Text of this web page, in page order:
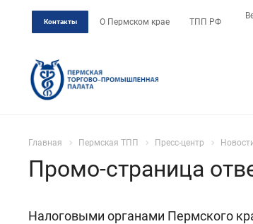
Контакты О Пермском крае ТПП РФ
Главная Пермская ТПП Пресс-центр
Промо-страница
Налоговыми органами Пермского